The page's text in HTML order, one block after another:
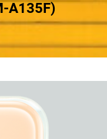
A135F)